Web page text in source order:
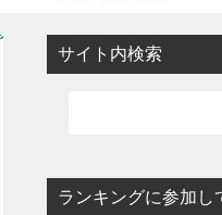
サイト内検索
ランキングに参加し